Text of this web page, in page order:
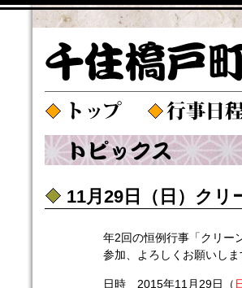
11月29日（日）クリ
年2回の恒例行事「クリー
参加、よろしくお願いしま
日時 2015年11月29日（